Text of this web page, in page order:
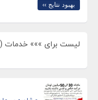
بهبود نتایج ››
لیست برای »»» خدمات (216)